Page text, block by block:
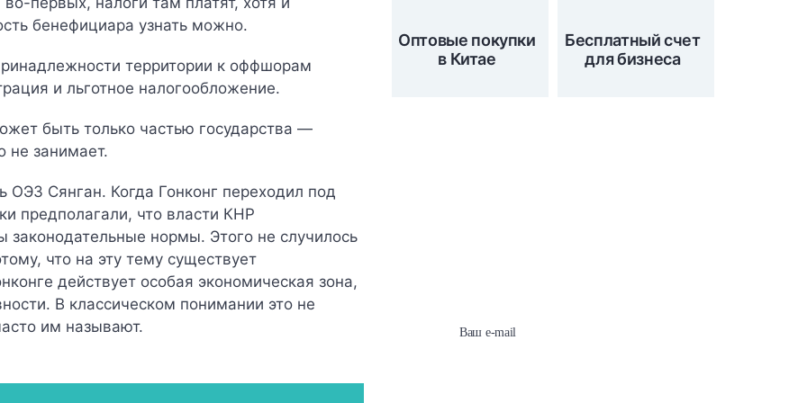
бенефициара узнать можно.
территории к оффшорам
и льготное налогообложение.
быть только частью государства —
не занимает.
Сянган. Когда Гонконг переходил под
предполагали, что власти КНР
законодательные нормы. Этого не случилось
что на эту тему существует
действует особая экономическая зона,
В классическом понимании это не
им называют.
Оптовые покупки
в Китае
Бесплатный счет
для бизнеса